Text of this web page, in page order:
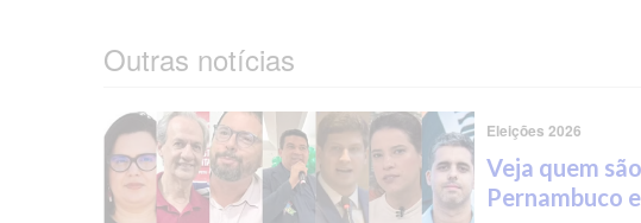
Outras notícias
Eleições 2026
Veja quem
Pernambuco